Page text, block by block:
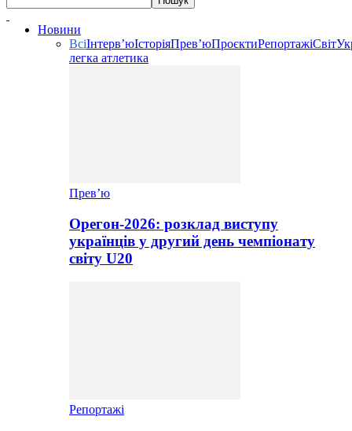
Новини
ВсіІнтерв’юІсторіяПрев’юПроєктиРепортажіСвіт
легка атлетика
Прев’ю
Орегон-2026: розклад виступу
українців у другий день чемпіонату
світу U20
Репортажі